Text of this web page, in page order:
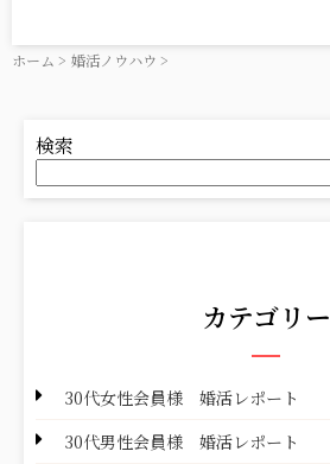
ホーム > 婚活ノウハウ >
検索
カテゴリー
30代女性会員様 婚活レポート
30代男性会員様 婚活レポート